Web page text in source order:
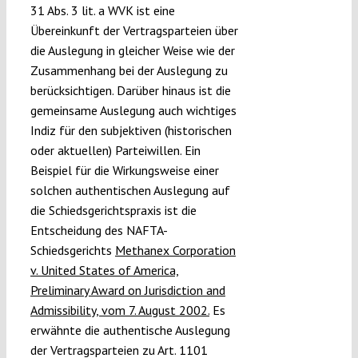
31 Abs. 3 lit. a WVK ist eine
Übereinkunft der Vertragsparteien über
die Auslegung in gleicher Weise wie der
Zusammenhang bei der Auslegung zu
berücksichtigen. Darüber hinaus ist die
gemeinsame Auslegung auch wichtiges
Indiz für den subjektiven (historischen
oder aktuellen) Parteiwillen. Ein
Beispiel für die Wirkungsweise einer
solchen authentischen Auslegung auf
die Schiedsgerichtspraxis ist die
Entscheidung des NAFTA-
Schiedsgerichts Methanex Corporation
v. United States of America,
Preliminary Award on Jurisdiction and
Admissibility, vom 7. August 2002.Es
erwähnte die authentische Auslegung
der Vertragsparteien zu Art. 1101